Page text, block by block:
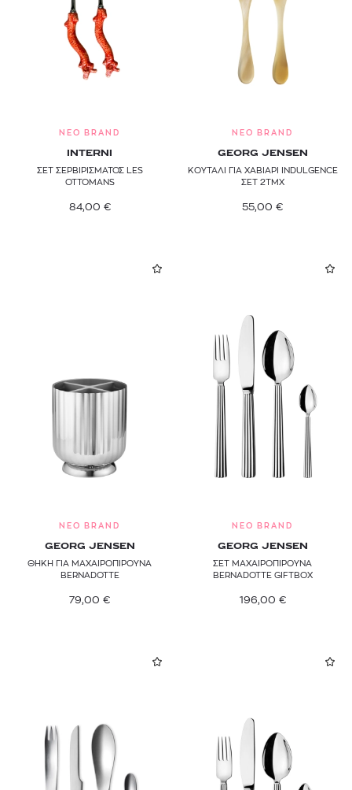
NEO BRAND
INTERNI
ΣΕΤ ΣΕΡΒΙΡΙΣΜΑΤΟΣ LES
OTTOMANS
84,00 €
NEO BRAND
GEORG JENSEN
ΚΟΥΤΑΛΙ ΓΙΑ ΧΑΒΙΑΡΙ INDULGENCE
ΣΕΤ 2ΤΜΧ
55,00 €
NEO BRAND
GEORG JENSEN
ΘΗΚΗ ΓΙΑ ΜΑΧΑΙΡΟΠΊΡΟΥΝΑ
BERNADOTTE
79,00 €
NEO BRAND
GEORG JENSEN
ΣΕΤ ΜΑΧΑΙΡΟΠΙΡΟΥΝΑ
BERNADOTTE GIFTBOX
196,00 €